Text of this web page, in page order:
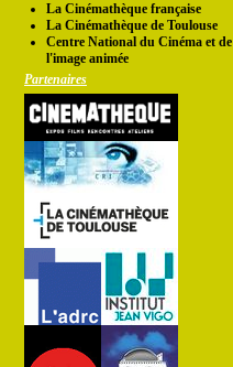
La Cinémathèque française
La Cinémathèque de Toulouse
Centre National du Cinéma et de
l'image animée
Partenaires